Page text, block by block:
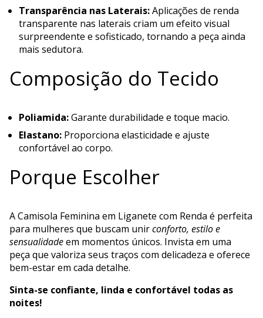
Transparência nas Laterais:Aplicações de renda
transparente nas laterais criam um efeito visual
surpreendente e sofisticado, tornando a peça ainda
mais sedutora.
Composição do Tecido
Poliamida:Garante durabilidade e toque macio.
Elastano: Proporciona elasticidade e ajuste
confortável ao corpo.
Porque Escolher
A Camisola Feminina em Liganete com Renda é perfeita
para mulheres que buscam unirconforto, estilo e
sensualidadeem momentos únicos. Invista em uma
peça que valoriza seus traços com delicadeza e oferece
bem-estar em cada detalhe.
Sinta-se confiante, linda e confortável todas as
noites!